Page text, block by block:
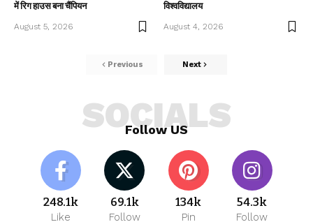
में रिग हाउस बना चैंपियन
August 5, 2026
विश्वविद्यालय
August 4, 2026
Previous Next
Follow US
SOCIALS
248.1k
Like
69.1k
Follow
134k
Pin
54.3k
Follow